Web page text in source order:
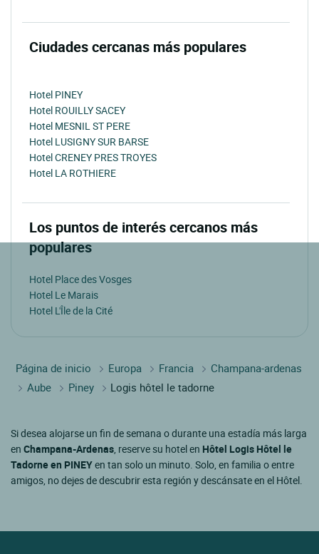
Ciudades cercanas más populares
Hotel PINEY
Hotel ROUILLY SACEY
Hotel MESNIL ST PERE
Hotel LUSIGNY SUR BARSE
Hotel CRENEY PRES TROYES
Hotel LA ROTHIERE
Los puntos de interés cercanos más
populares
Hotel Place des Vosges
Hotel Le Marais
Hotel L'Île de la Cité
Página de inicio Europa Francia
Champana-ardenas
Aube
Piney Logis hôtel le tadorne
Si desea alojarse un fin de semana o durante una estadía más larga
en Champana-Ardenas , reserve su hotel en Hôtel Logis Hôtel le
Tadorne en PINEYen tan solo un minuto. Solo, en familia o entre
amigos, no dejes de descubrir esta región y descánsate en el Hôtel.